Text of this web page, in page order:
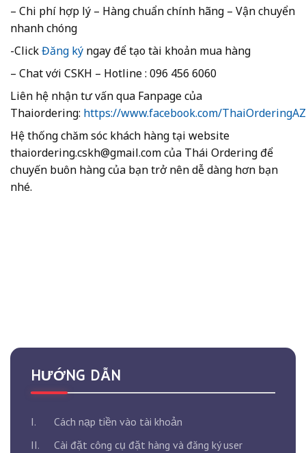
– Chi phí hợp lý – Hàng chuẩn chính hãng – Vận chuyển
nhanh chóng
-ClickĐăng ký ngay để tạo tài khoản mua hàng
– Chat với CSKH – Hotline : 096 456 6060
Liên hệ nhận tư vấn qua Fanpage của
Thaiordering: https://www.facebook.com/
Hệ thống chăm sóc khách hàng tại website
thaiordering.cskh@gmail.com của Thái Ordering để
chuyến buôn hàng của bạn trở nên dễ dàng hơn bạn
nhé.
HƯỚNG DẪN
I.
Cách nạp tiền vào tài khoản
II.
Cài đặt công cụ đặt hàng và đăng ký user